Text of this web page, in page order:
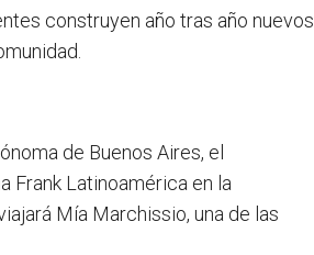
construyen año tras año nuevos
de Buenos Aires, el
Frank Latinoamérica en la
Mía Marchissio, una de las